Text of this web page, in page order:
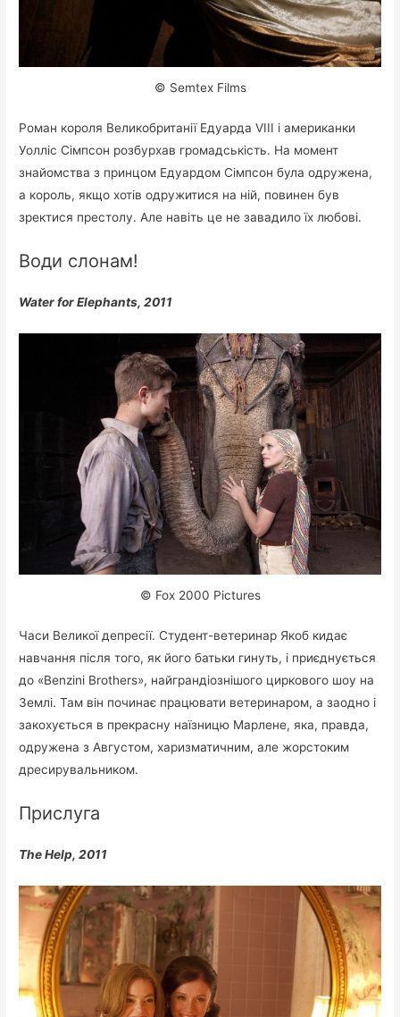
© Semtex Films
Роман короля Великобританії Едуарда VIII і американки
Уолліс Сімпсон розбурхав громадськість. На момент
знайомства з принцом Едуардом Сімпсон була одружена,
а король, якщо хотів одружитися на ній, повинен був
зректися престолу. Але навіть це не завадило їх любові.
Води слонам!
Water for Elephants, 2011
© Fox 2000 Pictures
Часи Великої депресії. Студент-ветеринар Якоб кидає
навчання після того, як його батьки гинуть, і приєднується
до «Benzini Brothers», найграндіознішого циркового шоу на
Землі. Там він починає працювати ветеринаром, а заодно і
закохується в прекрасну наїзницю Марлене, яка, правда,
одружена з Августом, харизматичним, але жорстоким
дресирувальником.
Прислуга
The Help, 2011